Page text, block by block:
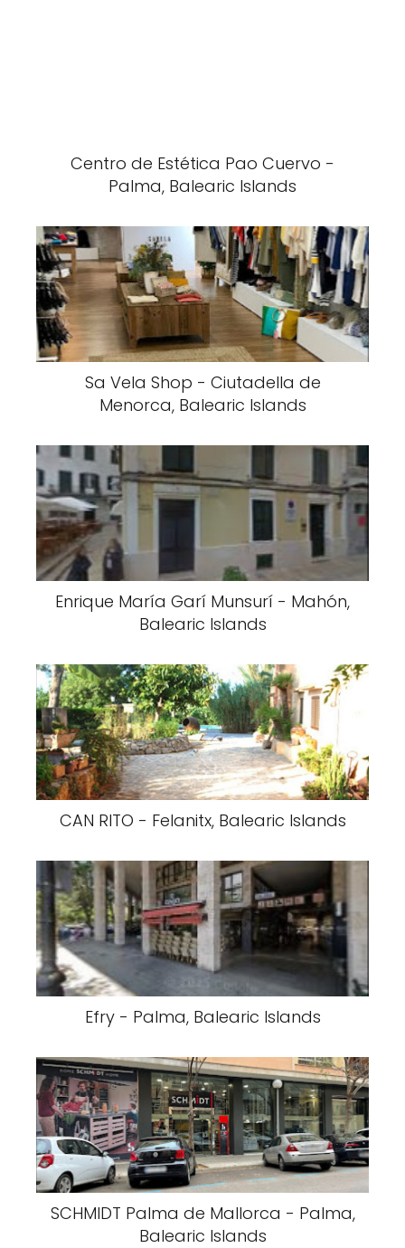
Centro de Estética Pao Cuervo -
Palma, Balearic Islands
Sa Vela Shop - Ciutadella de
Menorca, Balearic Islands
Enrique María Garí Munsurí - Mahón,
Balearic Islands
CAN RITO - Felanitx, Balearic Islands
Efry - Palma, Balearic Islands
SCHMIDT Palma de Mallorca - Palma,
Balearic Islands